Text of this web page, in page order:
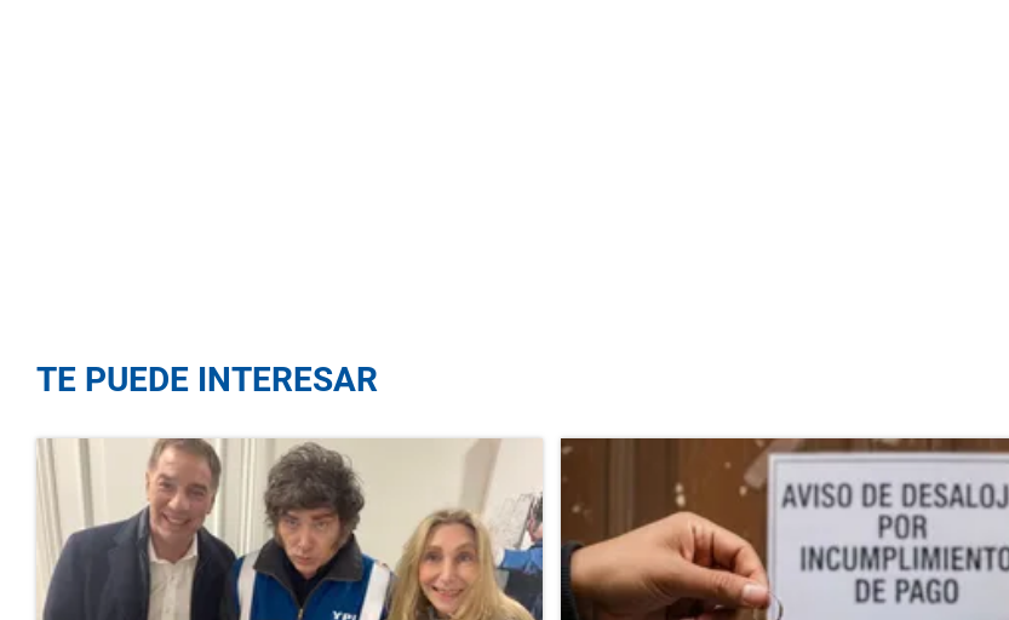
TE PUEDE INTERESAR